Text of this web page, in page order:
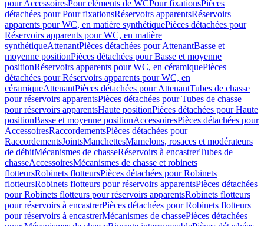
pour AccessoiresPour eléments de WCPour fixationsPièces
détachées pour Pour fixationsRéservoirs apparentsRéservoirs
apparents pour WC, en matière synthétiquePièces détachées pour
Réservoirs apparents pour WC, en matière
synthétiqueAttenantPièces détachées pour AttenantBasse et
moyenne positionPièces détachées pour Basse et moyenne
positionRéservoirs apparents pour WC, en céramiquePièces
détachées pour Réservoirs apparents pour WC, en
céramiqueAttenantPièces détachées pour AttenantTubes de chasse
pour réservoirs apparentsPièces détachées pour Tubes de chasse
pour réservoirs apparentsHaute positionPièces détachées pour Haute
positionBasse et moyenne positionAccessoiresPièces détachées pour
AccessoiresRaccordementsPièces détachées pour
RaccordementsJointsManchettesMamelons, rosaces et modérateurs
de débitMécanismes de chasseRéservoirs à encastrerTubes de
chasseAccessoiresMécanismes de chasse et robinets
flotteursRobinets flotteursPièces détachées pour Robinets
flotteursRobinets flotteurs pour réservoirs apparentsPièces détachées
pour Robinets flotteurs pour réservoirs apparentsRobinets flotteurs
pour réservoirs à encastrerPièces détachées pour Robinets flotteurs
pour réservoirs à encastrerMécanismes de chassePièces détachées